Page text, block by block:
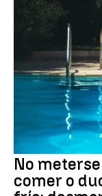
No
comer o